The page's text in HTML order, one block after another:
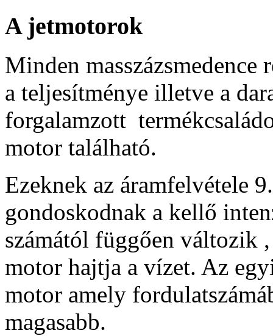
A jetmotorok
Minden
a teljesítménye illetve a
forgalamzott
motor található.
Ezeknek az áramfelvétele
gondoskodnak a kellő
számától függően változik
motor hajtja a vízet. Az
motor amely
magasabb.